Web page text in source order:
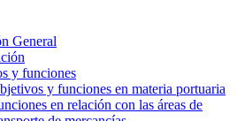
General
y funciones
y funciones en materia portuaria
en relación con las áreas de